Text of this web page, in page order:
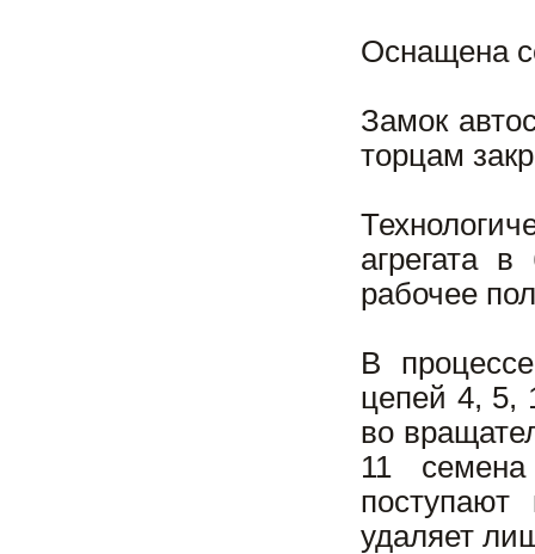
Оснащена
Замок
торцам
агрегата
рабочее
В
цепей 4, 5,
во
11
удаляет